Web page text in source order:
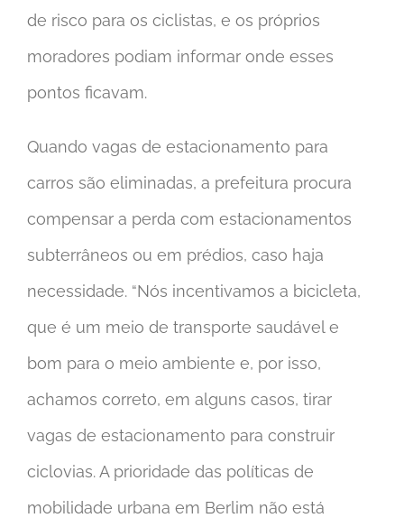
de risco para os ciclistas, e os próprios
moradores podiam informar onde esses
pontos ficavam.
Quando vagas de estacionamento para
carros são eliminadas, a prefeitura procura
compensar a perda com estacionamentos
subterrâneos ou em prédios, caso haja
necessidade. “Nós incentivamos a bicicleta,
que é um meio de transporte saudável e
bom para o meio ambiente e, por isso,
achamos correto, em alguns casos, tirar
vagas de estacionamento para construir
ciclovias. A prioridade das políticas de
mobilidade urbana em Berlim não está